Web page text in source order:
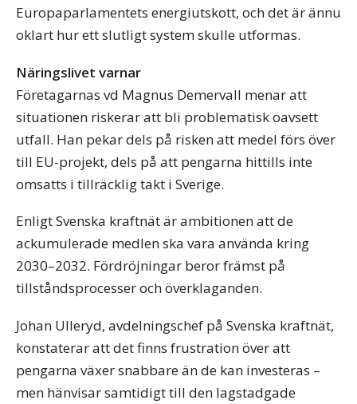
Europaparlamentets energiutskott, och det är ännu
oklart hur ett slutligt system skulle utformas.
Näringslivet varnar
Företagarnas vd Magnus Demervall menar att
situationen riskerar att bli problematisk oavsett
utfall. Han pekar dels på risken att medel förs över
till EU-projekt, dels på att pengarna hittills inte
omsatts i tillräcklig takt i Sverige.
Enligt Svenska kraftnät är ambitionen att de
ackumulerade medlen ska vara använda kring
2030–2032. Fördröjningar beror främst på
tillståndsprocesser och överklaganden.
Johan Ulleryd, avdelningschef på Svenska kraftnät,
konstaterar att det finns frustration över att
pengarna växer snabbare än de kan investeras –
men hänvisar samtidigt till den lagstadgade